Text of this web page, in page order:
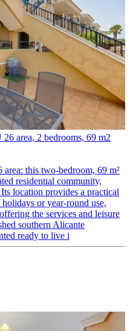
area, 2 bedrooms, 69 m2
this two-bedroom, 69 m²
residential community,
location provides a practical
or year-round use,
the services and leisure
southern Alicante
ready to live i